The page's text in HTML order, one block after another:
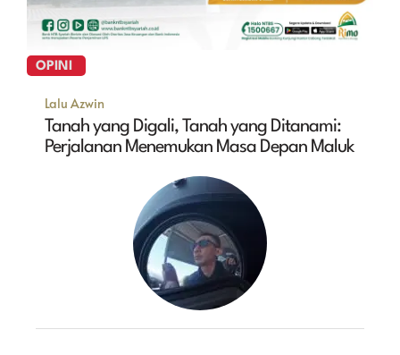
OPINI
Lalu Azwin
Tanah yang Digali, Tanah yang Ditanami:
Perjalanan Menemukan Masa Depan Maluk